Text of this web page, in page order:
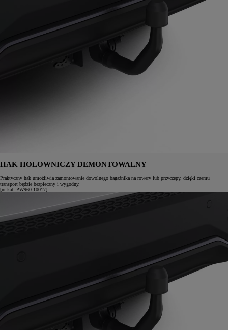
HAK HOLOWNICZY DEMONTOWALNY
Praktyczny hak umożliwia zamontowanie dowolnego bagażnika na rowery lub przyczepy, dzięki czemu
transport będzie bezpieczny i wygodny.
[nr kat. PW960-10017]